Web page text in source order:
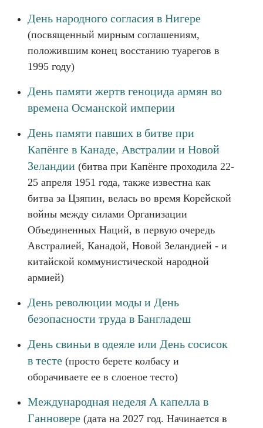
День народного согласия в Нигере
(посвященный мирным соглашениям,
положившим конец восстанию туарегов в
1995 году)
День памяти жертв геноцида армян во
времена Османской империи
День памяти павших в битве при
Капёнге в Канаде, Австралии и Новой
Зеландии (битва при Капёнге проходила 22-
25 апреля 1951 года, также известна как
битва за Цзяпин, велась во время Корейской
войны между силами Организации
Объединенных Наций, в первую очередь
Австралией, Канадой, Новой Зеландией - и
китайской коммунистической народной
армией)
День революции моды и День
безопасности труда в Бангладеш
День свиньи в одеяле или День сосисок
в тесте (просто берете колбасу и
оборачиваете ее в слоеное тесто)
Международная неделя А капелла в
Ганновере (дата на 2027 год. Начинается в